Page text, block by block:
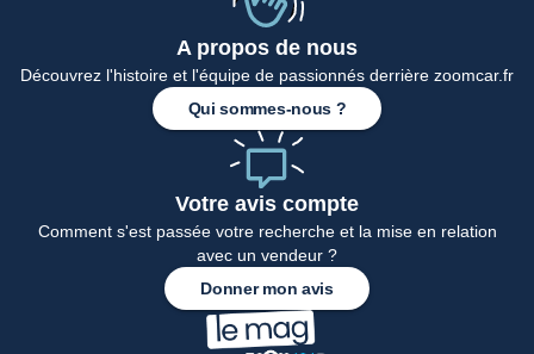
A propos de nous
Découvrez l'histoire et l'équipe de passionnés derrière zoomcar.fr
Qui sommes-nous ?
Votre avis compte
Comment s'est passée votre recherche et la mise en relation
avec un vendeur ?
Donner mon avis